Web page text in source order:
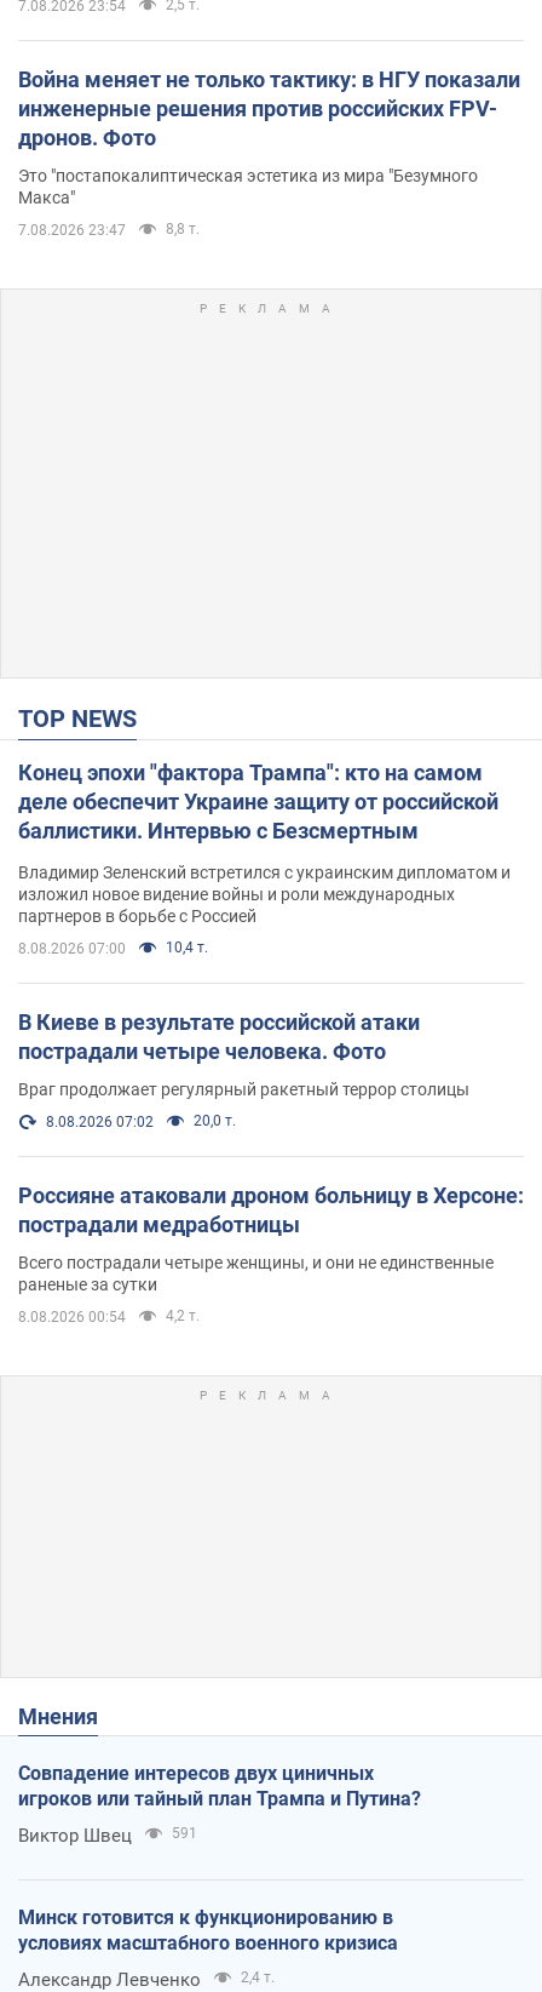
7.08.2026 23:54 2,5 т.
Война меняет не только тактику: в НГУ показали
инженерные решения против российских FPV-
дронов. Фото
Это "постапокалиптическая эстетика из мира "Безумного
Макса"
7.08.2026 23:47 8,8 т.
TOP NEWS
Конец эпохи "фактора Трампа": кто на самом
деле обеспечит Украине защиту от российской
баллистики. Интервью с Безсмертным
Владимир Зеленский встретился с украинским дипломатом и
изложил новое видение войны и роли международных
партнеров в борьбе с Россией
8.08.2026 07:00 10,4 т.
В Киеве в результате российской атаки
пострадали четыре человека. Фото
Враг продолжает регулярный ракетный террор столицы
8.08.2026 07:02 20,0 т.
Россияне атаковали дроном больницу в Херсоне:
пострадали медработницы
Всего пострадали четыре женщины, и они не единственные
раненые за сутки
8.08.2026 00:54 4,2 т.
Мнения
Совпадение интересов двух циничных
игроков или тайный план Трампа и Путина?
Виктор Швец 591
Минск готовится к функционированию в
условиях масштабного военного кризиса
Александр Левченко 2,4 т.